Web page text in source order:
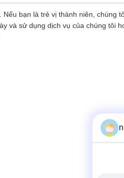
bạn là trẻ vị thành niên, chúng
và sử dụng dịch vụ của chúng tôi